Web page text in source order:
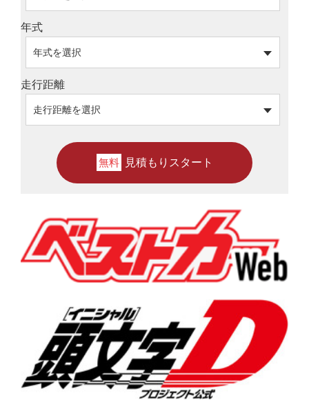
年式
走行距離
無料 見積もりスタート